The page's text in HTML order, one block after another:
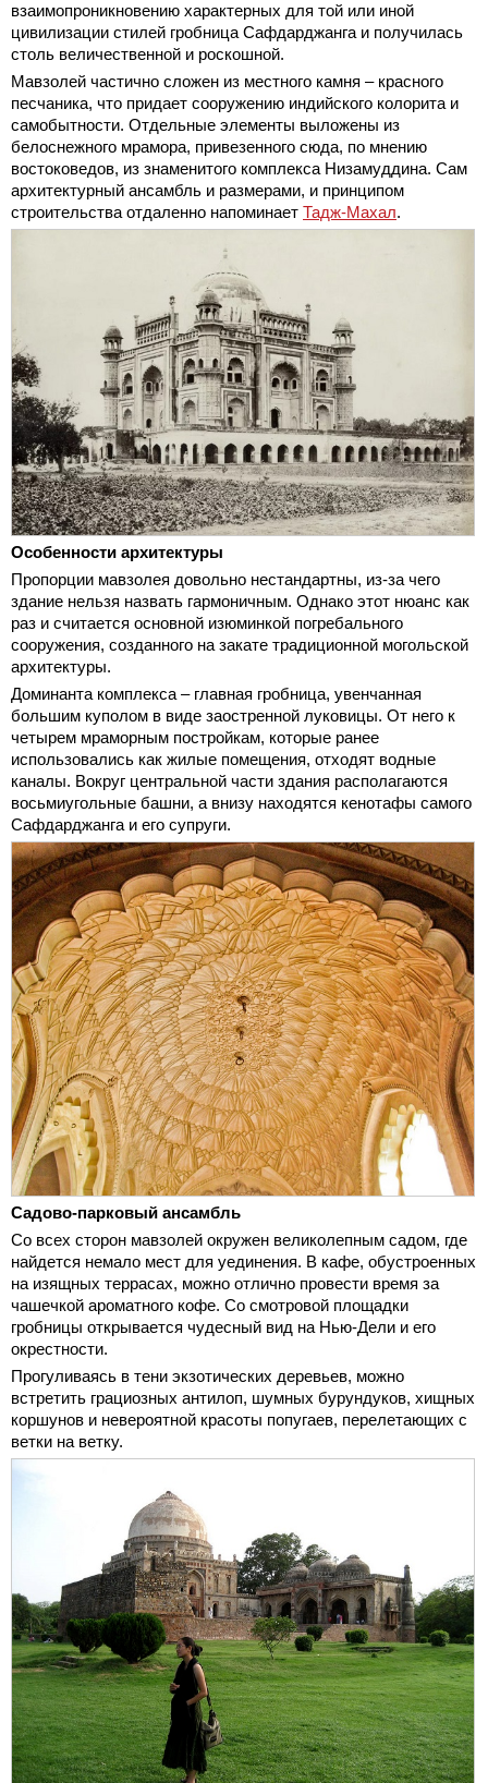
взаимопроникновению характерных для той или иной
цивилизации стилей гробница Сафдарджанга и получилась
столь величественной и роскошной.
Мавзолей частично сложен из местного камня – красного
песчаника, что придает сооружению индийского колорита и
самобытности. Отдельные элементы выложены из
белоснежного мрамора, привезенного сюда, по мнению
востоковедов, из знаменитого комплекса Низамуддина. Сам
архитектурный ансамбль и размерами, и принципом
строительства отдаленно напоминает Тадж-Махал.
Особенности архитектуры
Пропорции мавзолея довольно нестандартны, из-за чего
здание нельзя назвать гармоничным. Однако этот нюанс как
раз и считается основной изюминкой погребального
сооружения, созданного на закате традиционной могольской
архитектуры.
Доминанта комплекса – главная гробница, увенчанная
большим куполом в виде заостренной луковицы. От него к
четырем мраморным постройкам, которые ранее
использовались как жилые помещения, отходят водные
каналы. Вокруг центральной части здания располагаются
восьмиугольные башни, а внизу находятся кенотафы самого
Сафдарджанга и его супруги.
Садово-парковый ансамбль
Со всех сторон мавзолей окружен великолепным садом, где
найдется немало мест для уединения. В кафе, обустроенных
на изящных террасах, можно отлично провести время за
чашечкой ароматного кофе. Со смотровой площадки
гробницы открывается чудесный вид на Нью-Дели и его
окрестности.
Прогуливаясь в тени экзотических деревьев, можно
встретить грациозных антилоп, шумных бурундуков, хищных
коршунов и невероятной красоты попугаев, перелетающих с
ветки на ветку.